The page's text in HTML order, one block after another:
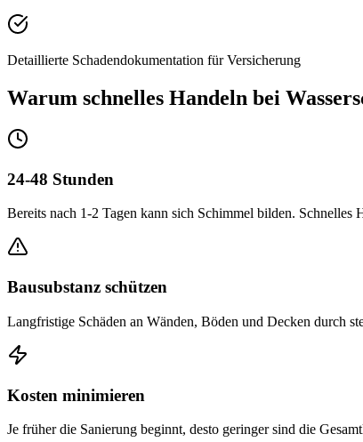
Detaillierte Schadendokumentation für Versicherung
Warum schnelles Handeln bei
24-48 Stunden
Bereits nach 1-2 Tagen kann sich Schimmel bilden. Schnelles
Bausubstanz schützen
Langfristige Schäden an Wänden, Böden und Decken durch
Kosten minimieren
Je früher die Sanierung beginnt, desto geringer sind die